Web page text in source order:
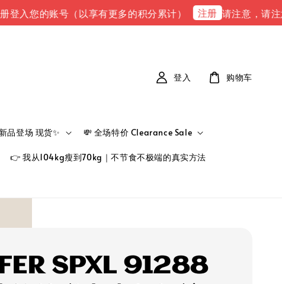
您的账号（以享有更多的积分累计） 注册 请注意，请注意
品登场 现货✨ 💸 全场特价 Clearance Sale
👉 我从104kg瘦到70kg｜不节食不极端的真实方法
登入 购物车
SPXL 91288